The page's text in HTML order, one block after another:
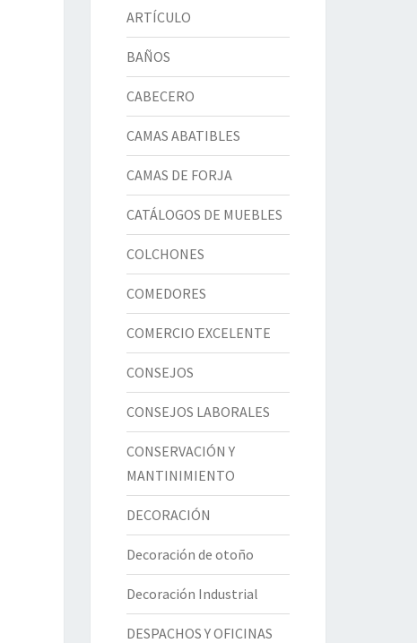
ARTÍCULO
BAÑOS
CABECERO
CAMAS ABATIBLES
CAMAS DE FORJA
CATÁLOGOS DE MUEBLES
COLCHONES
COMEDORES
COMERCIO EXCELENTE
CONSEJOS
CONSEJOS LABORALES
CONSERVACIÓN Y
MANTINIMIENTO
DECORACIÓN
Decoración de otoño
Decoración Industrial
DESPACHOS Y OFICINAS